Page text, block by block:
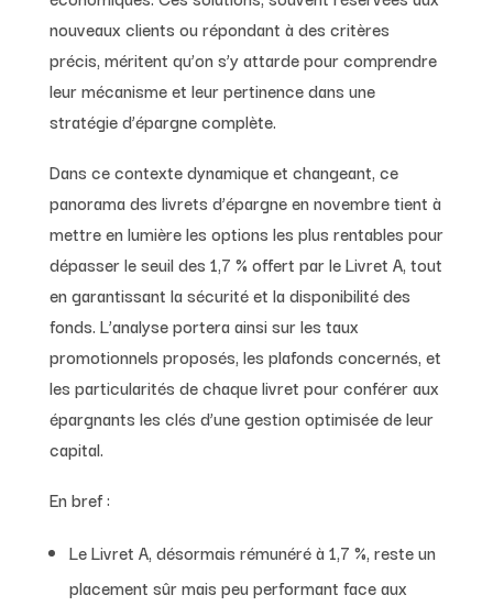
nouveaux clients ou répondant à des critères
précis, méritent qu’on s’y attarde pour comprendre
leur mécanisme et leur pertinence dans une
stratégie d’épargne complète.
Dans ce contexte dynamique et changeant, ce
panorama des livrets d’épargne en novembre tient à
mettre en lumière les options les plus rentables pour
dépasser le seuil des 1,7 % offert par le Livret A, tout
en garantissant la sécurité et la disponibilité des
fonds. L’analyse portera ainsi sur les taux
promotionnels proposés, les plafonds concernés, et
les particularités de chaque livret pour conférer aux
épargnants les clés d’une gestion optimisée de leur
capital.
En bref :
Le Livret A, désormais rémunéré à 1,7 %, reste un
placement sûr mais peu performant face aux